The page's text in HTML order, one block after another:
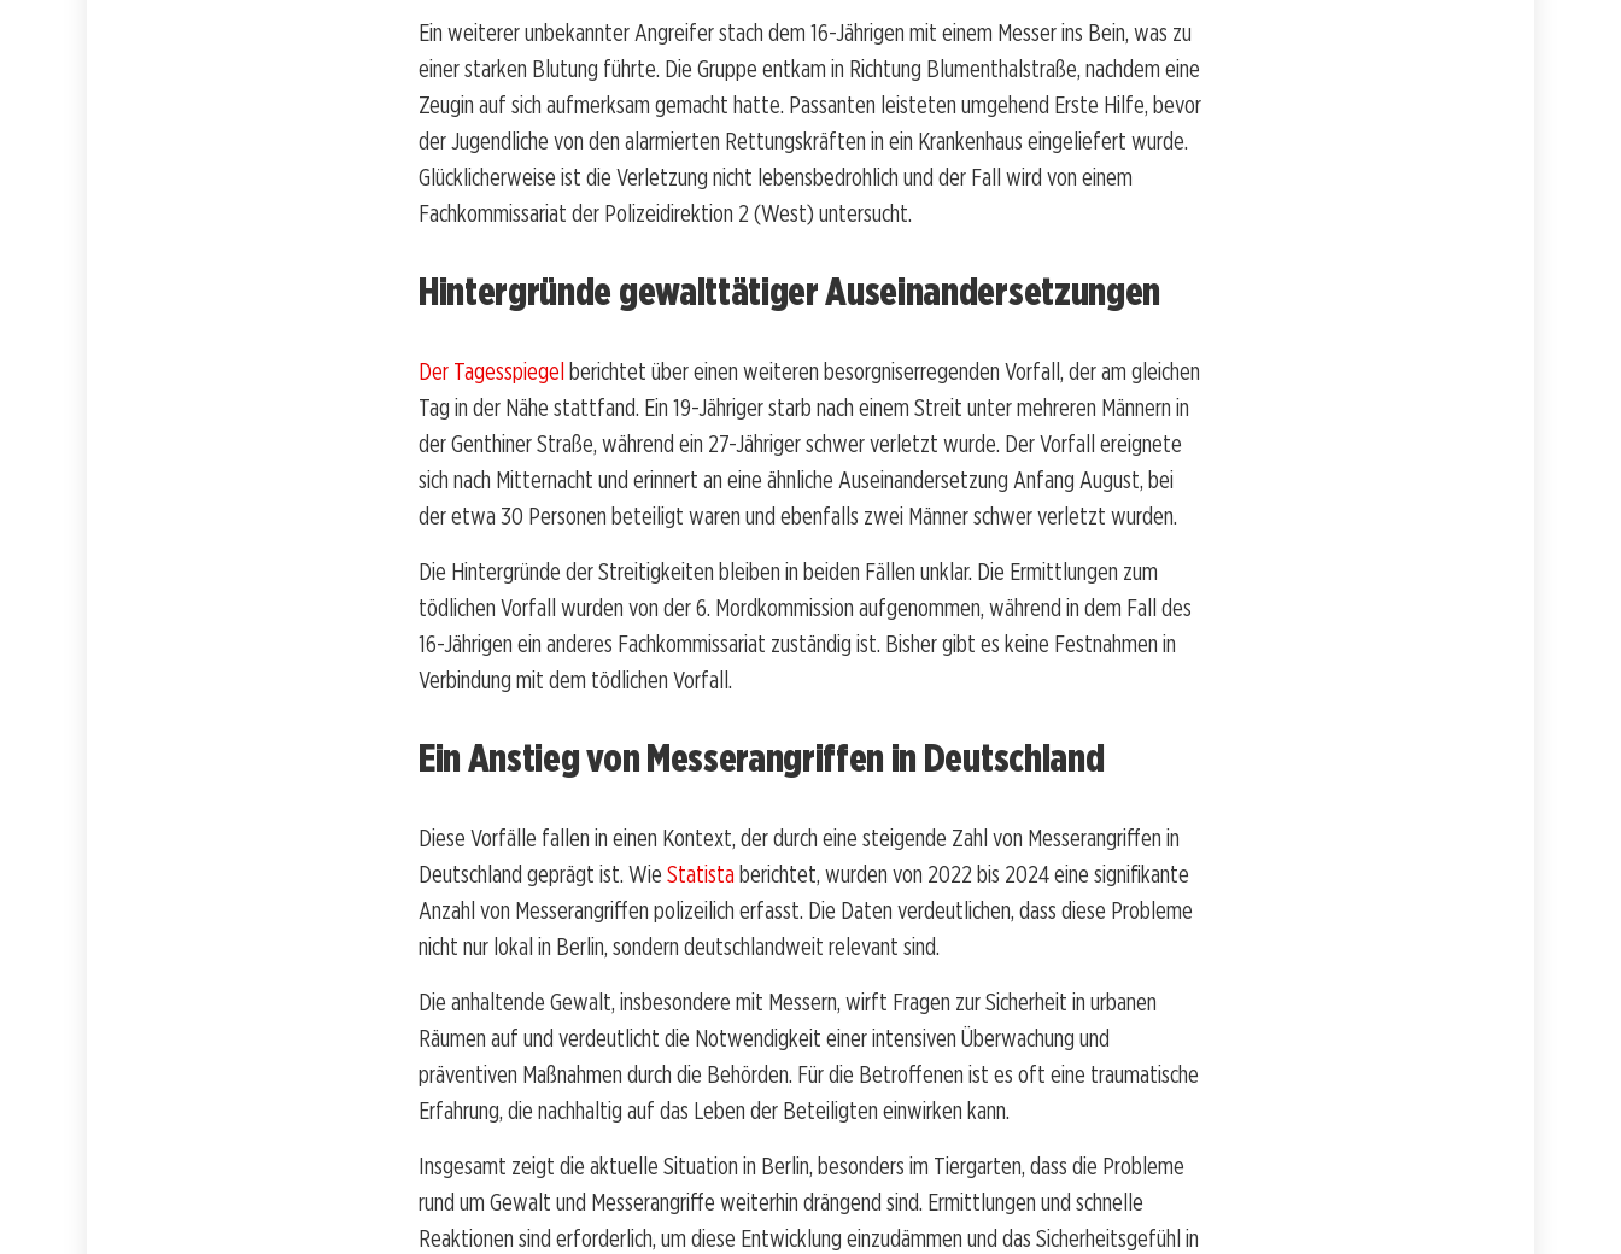
Ein weiterer unbekannter Angreifer stach dem 16-Jährigen mit einem Messer ins Bein, was zu
einer starken Blutung führte. Die Gruppe entkam in Richtung Blumenthalstraße, nachdem eine
Zeugin auf sich aufmerksam gemacht hatte. Passanten leisteten umgehend Erste Hilfe, bevor
der Jugendliche von den alarmierten Rettungskräften in ein Krankenhaus eingeliefert wurde.
Glücklicherweise ist die Verletzung nicht lebensbedrohlich und der Fall wird von einem
Fachkommissariat der Polizeidirektion 2 (West) untersucht.
Hintergründe gewalttätiger Auseinandersetzungen
Der Tagesspiegelberichtet über einen weiteren besorgniserregenden Vorfall, der am gleichen
Tag in der Nähe stattfand. Ein 19-Jähriger starb nach einem Streit unter mehreren Männern in
der Genthiner Straße, während ein 27-Jähriger schwer verletzt wurde. Der Vorfall ereignete
sich nach Mitternacht und erinnert an eine ähnliche Auseinandersetzung Anfang August, bei
der etwa 30 Personen beteiligt waren und ebenfalls zwei Männer schwer verletzt wurden.
Die Hintergründe der Streitigkeiten bleiben in beiden Fällen unklar. Die Ermittlungen zum
tödlichen Vorfall wurden von der 6. Mordkommission aufgenommen, während in dem Fall des
16-Jährigen ein anderes Fachkommissariat zuständig ist. Bisher gibt es keine Festnahmen in
Verbindung mit dem tödlichen Vorfall.
Ein Anstieg von Messerangriffen in Deutschland
Diese Vorfälle fallen in einen Kontext, der durch eine steigende Zahl von Messerangriffen in
Deutschland geprägt ist. Wie Statista berichtet, wurden von 2022 bis 2024 eine signifikante
Anzahl von Messerangriffen polizeilich erfasst. Die Daten verdeutlichen, dass diese Probleme
nicht nur lokal in Berlin, sondern deutschlandweit relevant sind.
Die anhaltende Gewalt, insbesondere mit Messern, wirft Fragen zur Sicherheit in urbanen
Räumen auf und verdeutlicht die Notwendigkeit einer intensiven Überwachung und
präventiven Maßnahmen durch die Behörden. Für die Betroffenen ist es oft eine traumatische
Erfahrung, die nachhaltig auf das Leben der Beteiligten einwirken kann.
Insgesamt zeigt die aktuelle Situation in Berlin, besonders im Tiergarten, dass die Probleme
rund um Gewalt und Messerangriffe weiterhin drängend sind. Ermittlungen und schnelle
Reaktionen sind erforderlich, um diese Entwicklung einzudämmen und das Sicherheitsgefühl in